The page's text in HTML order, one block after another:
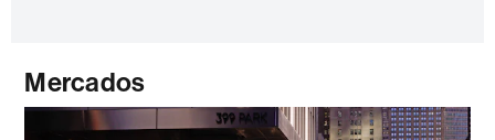
Mercados